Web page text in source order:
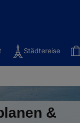
Städtereise
&